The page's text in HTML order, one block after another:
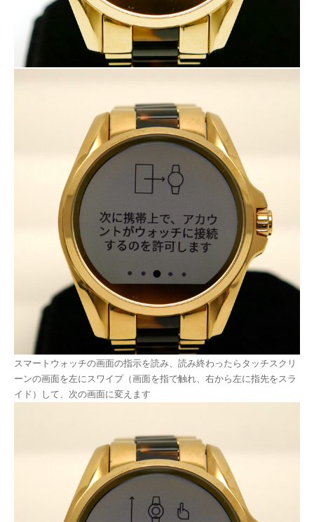
スマートウォッチの画面の指示を読み、読み終わったらタッチスクリ
ーンの画面を左にスワイプ（画面を指で触れ、右から左に指先をスラ
イド）して、次の画面に変えます